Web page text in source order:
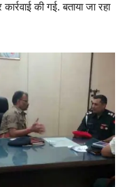
की गई. बताया जा रहा